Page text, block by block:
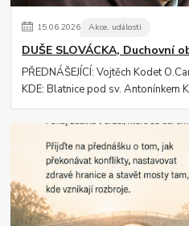
15.06.2026 Akce, události
DUŠE SLOVÁCKA, Duchovní
PŘEDNÁŠEJÍCÍ: Vojtěch Kodet
KDE: Blatnice pod sv. Antonínkem